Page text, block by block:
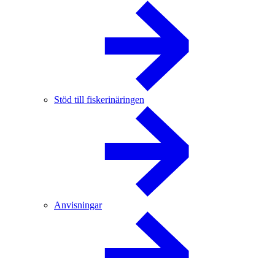
Stöd till fiskerinäringen
Anvisningar